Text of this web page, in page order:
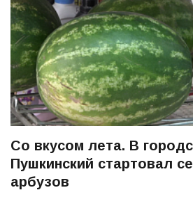
Со вкусом лета. В
Пушкинский стартовал
арбузов